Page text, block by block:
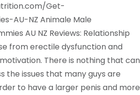
Get-
AU-NZ Animale Male
AU NZ Reviews: Relationship
from erectile dysfunction and
There is nothing that can
the issues that many guys are
to have a larger penis and more